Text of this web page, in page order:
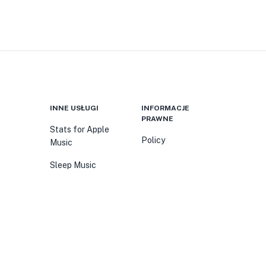
INNE USŁUGI
Stats for Apple
Music
Sleep Music
INFORMACJE
PRAWNE
Policy